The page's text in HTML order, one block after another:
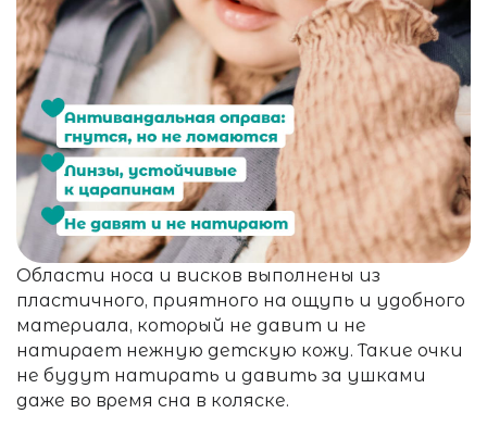
Области носа и висков выполнены из
пластичного, приятного на ощупь и удобного
материала, который не давит и не
натирает нежную детскую кожу. Такие очки
не будут натирать и давить за ушками
даже во время сна в коляске.